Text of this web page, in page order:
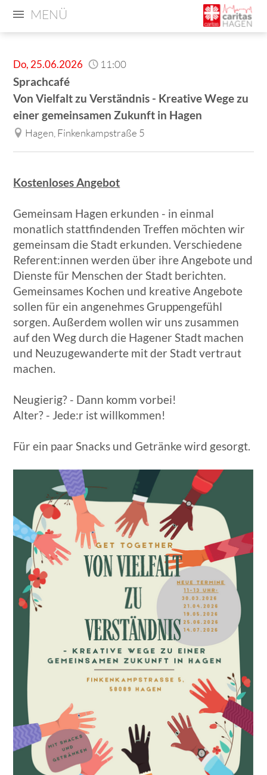
MENÜ
Do, 25.06.2026 11:00
Sprachcafé
Von Vielfalt zu Verständnis - Kreative Wege zu
einer gemeinsamen Zukunft in Hagen
Hagen, Finkenkampstraße 5
Kostenloses Angebot
Gemeinsam Hagen erkunden - in einmal
monatlich stattfindenden Treffen möchten wir
gemeinsam die Stadt erkunden. Verschiedene
Referent:innen werden über ihre Angebote und
Dienste für Menschen der Stadt berichten.
Gemeinsames Kochen und kreative Angebote
sollen für ein angenehmes Gruppengefühl
sorgen. Außerdem wollen wir uns zusammen
auf den Weg durch die Hagener Stadt machen
und Neuzugewanderte mit der Stadt vertraut
machen.
Neugierig? - Dann komm vorbei!
Alter? - Jede:r ist willkommen!
Für ein paar Snacks und Getränke wird gesorgt.